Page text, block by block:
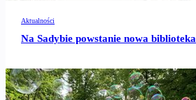
Aktualności
Na Sadybie powstanie nowa biblioteka